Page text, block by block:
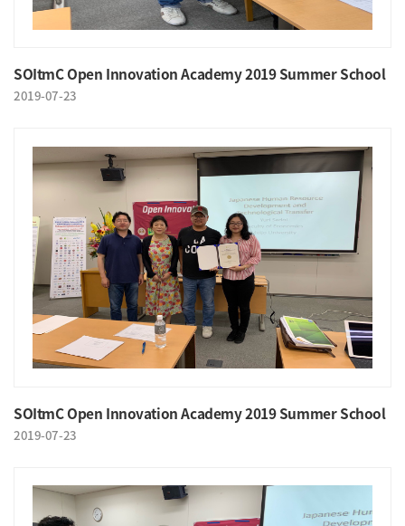
SOItmC Open Innovation Academy 2019 Summer School
2019-07-23
SOItmC Open Innovation Academy 2019 Summer School
2019-07-23